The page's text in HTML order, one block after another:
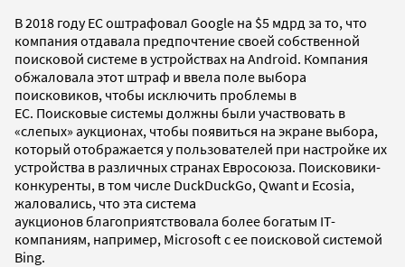
В 2018 году ЕС оштрафовал Google на $5 мдрд за то, что
компания отдавала предпочтение своей собственной
поисковой системе в устройствах на Android. Компания
обжаловала этот штраф и ввела поле выбора
поисковиков, чтобы исключить проблемы в
ЕС. Поисковые системы должны были участвовать в
«слепых» аукционах, чтобы появиться на экране выбора,
который отображается у пользователей при настройке их
устройства в различных странах Евросоюза. Поисковики-
конкуренты, в том числе DuckDuckGo, Qwant и Ecosia,
жаловались, что эта система
аукционов благоприятствовала более богатым IT-
компаниям, например, Microsoft с ее поисковой системой
Bing.